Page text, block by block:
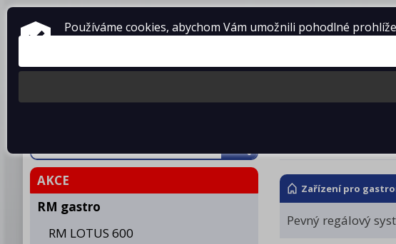
ZAŘÍZENÍ PRO GASTRONOMII
Produkty O firmě
AKCE
RM gastro
RM LOTUS 600
Zařízení pro
Pevný regálový
Používáme cookies, abychom Vám umožnili pohodlné